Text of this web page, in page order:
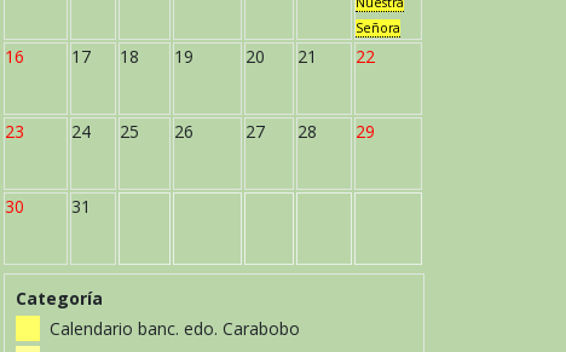
Señora
16 17 18 19 20 21 22
23 24 25 26 27 28 29
30 31
Categoría
Calendario banc. edo. Carabobo